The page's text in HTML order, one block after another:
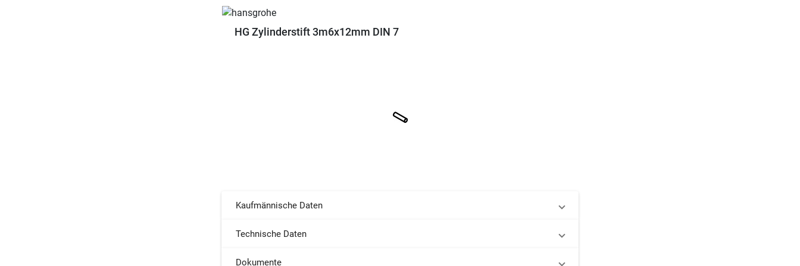
HG Zylinderstift 3m6x12mm DIN 7
Kaufmännische Daten
Technische Daten
Dokumente